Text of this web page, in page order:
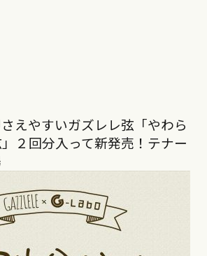
えやすいガズレレ弦「やわら
２回分入って新発売！テナー